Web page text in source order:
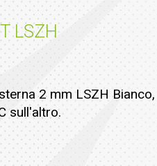
LSZH
2 mm LSZH Bianco,
sull'altro.